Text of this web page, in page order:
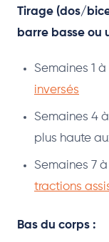
Tirage (dos/
barre basse ou
Semaines 1
inversés
Semaines 4
plus haute
Semaines 7
tractions
Bas du corps :